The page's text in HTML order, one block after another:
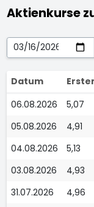
Aktienkurse
Datum Erster
06.08.2026
5,07
05.08.2026
4,91
04.08.2026
5,13
03.08.2026
4,93
31.07.2026
4,96